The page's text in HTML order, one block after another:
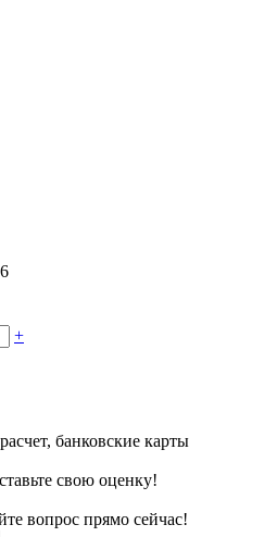
+
банковские карты
свою оценку!
вопрос прямо сейчас!